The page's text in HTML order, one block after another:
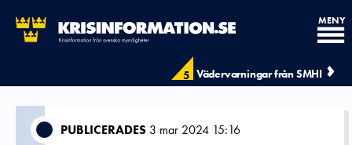
5 Vädervarningar från SMHI
MENY
PUBLICERADES 3 mar 2024 15:16